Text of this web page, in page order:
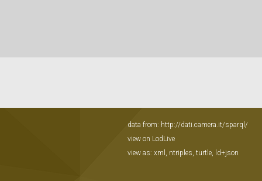
data from: http://dati.camera.it/sparql/
view on LodLive
view as: xml , ntriples, turtle, ld+json